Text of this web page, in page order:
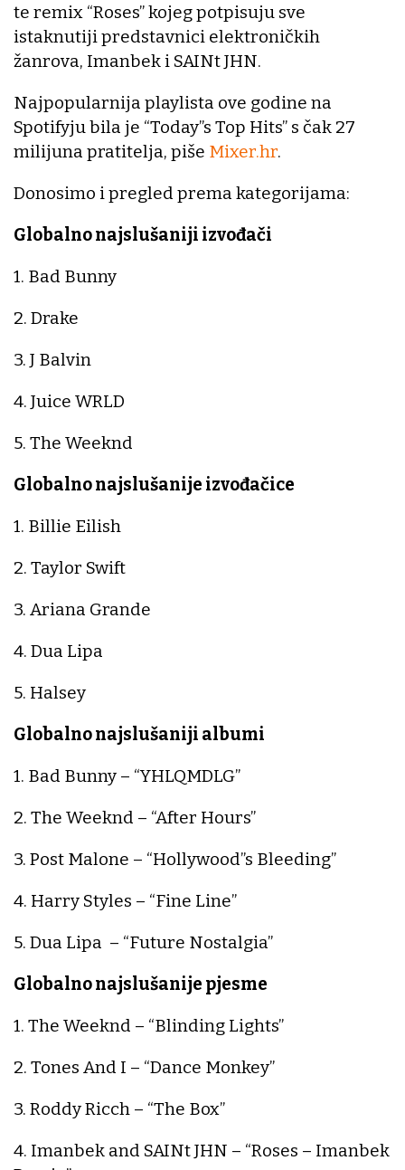
te remix “Roses” kojeg potpisuju sve
istaknutiji predstavnici elektroničkih
žanrova, Imanbek i SAINt JHN.
Najpopularnija playlista ove godine na
Spotifyju bila je “Today”s Top Hits” s čak 27
milijuna pratitelja, piše Mixer.hr.
Donosimo i pregled prema kategorijama:
Globalno najslušaniji izvođači
1. Bad Bunny
2. Drake
3. J Balvin
4. Juice WRLD
5. The Weeknd
Globalno najslušanije izvođačice
1. Billie Eilish
2. Taylor Swift
3. Ariana Grande
4. Dua Lipa
5. Halsey
Globalno najslušaniji albumi
1. Bad Bunny – “YHLQMDLG”
2. The Weeknd – “After Hours”
3. Post Malone – “Hollywood”s Bleeding”
4. Harry Styles – “Fine Line”
5. Dua Lipa – “Future Nostalgia”
Globalno najslušanije pjesme
1. The Weeknd – “Blinding Lights”
2. Tones And I – “Dance Monkey”
3. Roddy Ricch – “The Box”
4. Imanbek and SAINt JHN – “Roses – Imanbek